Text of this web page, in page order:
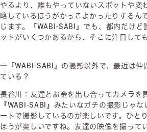
やるより、誰もやっていないスポットや変
略しているほうがかっこよかったりするん
じます。『WABI-SABI』でも、都内だけ
ットがいくつかあるから、そこに注目して
―『WABI-SABI』の撮影以外で、最近は仲
ている？
長谷川：友達とお金を出し合ってカメラを
『WABI-SABI』みたいなガチの撮影じゃ
ートで撮影しているのが楽しいです。ひと
ほうが楽しいですね。友達の映像を撮って